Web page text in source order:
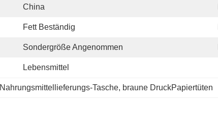
China
Fett Beständig
Sondergröße Angenommen
Lebensmittel
Nahrungsmittellieferungs-Tasche, braune DruckPapiertüten